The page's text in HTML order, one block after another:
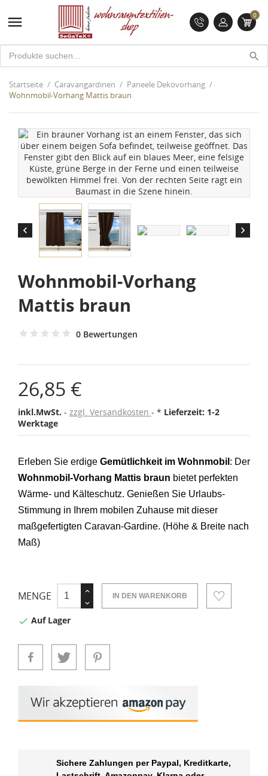
 0
search
Startseite Caravangardinen
Paneele Dekovorhang
Wohnmobil-Vorhang Mattis braun
 
Wohnmobil-Vorhang
Mattis braun
0 Bewertungen
26,85 €
inkl.MwSt. zzgl. Versandkosten * Lieferzeit: 1-2
Werktage
Erleben Sie erdige Gemütlichkeit im Wohnmobil : Der
Wohnmobil-Vorhang Mattis braun bietet perfekten
Wärme- und Kälteschutz. Genießen Sie Urlaubs-
Stimmung in Ihrem mobilen Zuhause mit dieser
maßgefertigten Caravan-Gardine. (Höhe & Breite nach
Maß)
MENGE IN DEN WARENKORB
 Auf Lager
Sichere Zahlungen per Paypal, Kreditkarte,